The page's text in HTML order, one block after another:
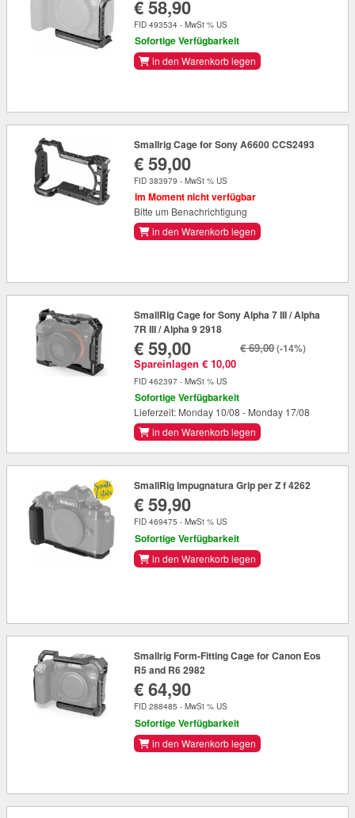
€ 58,90
FID 493534 - MwSt % US
Sofortige Verfügbarkeit
in den Warenkorb legen
Smallrig Cage for Sony A6600 CCS2493
€ 59,00
FID 383979 - MwSt % US
Im Moment nicht verfügbar
Bitte um Benachrichtigung
in den Warenkorb legen
SmallRig Cage for Sony Alpha 7 III / Alpha
7R III / Alpha 9 2918
€ 59,00
Spareinlagen € 10,00
€ 69,00(-14%)
FID 462397 - MwSt % US
Sofortige Verfügbarkeit
Lieferzeit: Monday 10/08 - Monday 17/08
in den Warenkorb legen
SmallRig Impugnatura Grip per Z f 4262
€ 59,90
FID 469475 - MwSt % US
Sofortige Verfügbarkeit
in den Warenkorb legen
Smallrig Form-Fitting Cage for Canon Eos
R5 and R6 2982
€ 64,90
FID 288485 - MwSt % US
Sofortige Verfügbarkeit
in den Warenkorb legen